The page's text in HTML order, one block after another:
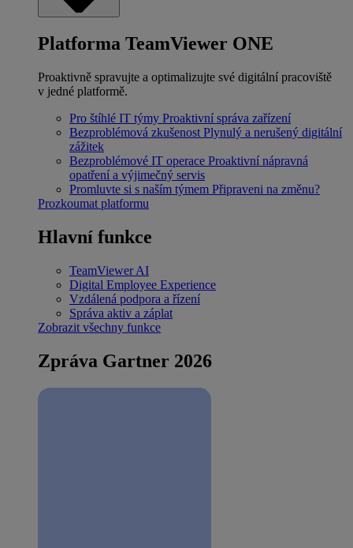
Platforma TeamViewer ONE
Proaktivně spravujte a optimalizujte své digitální pracoviště
v jedné platformě.
Pro štíhlé IT týmy Proaktivní správa zařízení
Bezproblémová zkušenost Plynulý a nerušený digitální
zážitek
Bezproblémové IT operace Proaktivní nápravná
opatření a výjimečný servis
Promluvte si s naším týmem Připraveni na změnu?
Prozkoumat platformu
Hlavní funkce
TeamViewer AI
Digital Employee Experience
Vzdálená podpora a řízení
Správa aktiv a záplat
Zobrazit všechny funkce
Zpráva Gartner 2026